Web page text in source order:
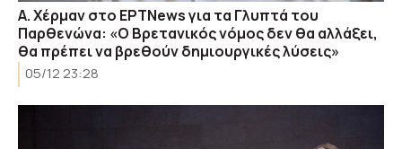
Α. Χέρμαν στο ΕΡΤNews για τα Γλυπτά του
Παρθενώνα: «Ο Βρετανικός νόμος δεν θα αλλάξει,
θα πρέπει να βρεθούν δημιουργικές λύσεις»
05/12 23:28